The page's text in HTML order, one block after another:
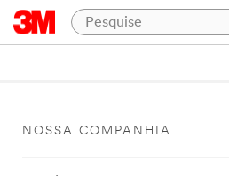
NOSSA COMPANHIA